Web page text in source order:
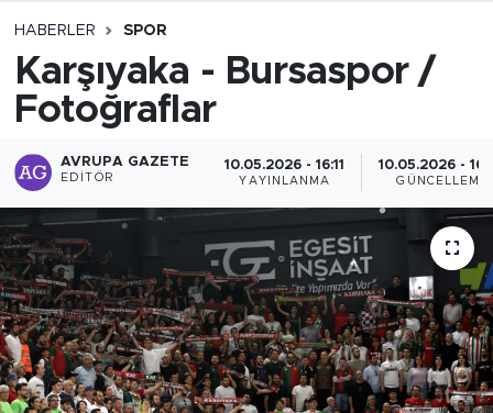
HABERLER SPOR
Karşıyaka - Bursaspor /
Fotoğraflar
AVRUPA GAZETE
EDITÖR
10.05.2026 - 16:11
YAYINLANMA
10.05.2026 -
GÜNCELLEME